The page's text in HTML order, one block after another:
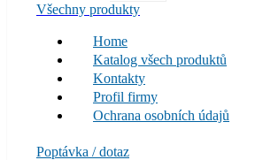
Všechny produkty
Home
Katalog všech produktů
Kontakty
Profil firmy
Ochrana osobních údajů
Poptávka / dotaz